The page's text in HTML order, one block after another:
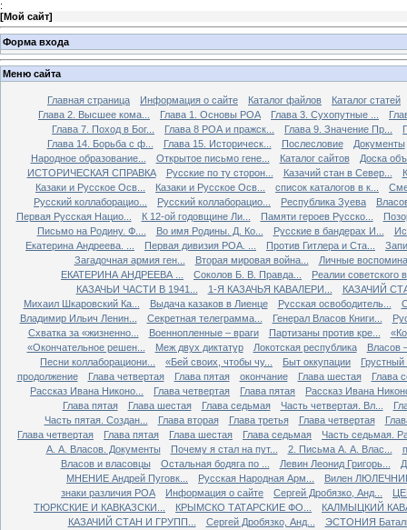
:
[Мой сайт]
Форма входа
Меню сайта
Главная страница Информация о сайте Каталог файлов
Каталог статей
Глава 2. Высшее кома...
Глава 1. Основы РОА Глава 3. Сухопутные ...
Глава 7. Поход в Бог...
Глава 8 РОА и пражск... Глава 9. Значение Пр...
Глава 14. Борьба с ф...
Глава 15. Историческ... Послесловие
Документы
Народное образование...
Открытое письмо гене... Каталог сайтов
Доска
ИСТОРИЧЕСКАЯ СПРАВКА
Русские по ту сторон... Казачий стан в Север...
Казаки и Русское Осв...
Казаки и Русское Осв... список каталогов в к...
Русский коллаборацио...
Русский коллаборацио... Республика Зуева
Первая Русская Нацио...
К 12-ой годовщине Ли... Памяти героев Русско...
Письмо на Родину. Ф....
Во имя Родины. Д. Ко... Русские в бандерах И...
Екатерина Андреева. ...
Первая дивизия РОА. ... Против Гитлера и Ста...
Загадочная армия ген...
Вторая мировая война...
Личные
ЕКАТЕРИНА АНДРЕЕВА ...
Соколов Б. В. Правда...
Реалии советского
КАЗАЧЬИ ЧАСТИ В 1941...
1-Я КАЗАЧЬЯ КАВАЛЕРИ...
КАЗАЧИЙ
Михаил Шкаровский Ка...
Выдача казаков в Лиенце Русская освободитель...
Владимир Ильич Ленин...
Секретная телеграмма... Генерал Власов Книги...
Схватка за «жизненно...
Военнопленные – враги Партизаны против кре...
«Окончательное решен...
Меж двух диктатур Локотская республика
Власов
Песни коллаборациони...
«Бей своих, чтобы чу... Быт оккупации
Грустный
продолжение
Глава четвертая Глава пятая окончание Глава шестая
Глава
Рассказ Ивана Никоно...
Глава четвертая Глава пятая
Рассказ Ивана
Глава пятая
Глава шестая Глава седьмая Часть четвертая. Вл...
Часть пятая. Создан...
Глава вторая Глава третья Глава четвертая
Глава четвертая
Глава пятая Глава шестая Глава седьмая
Часть седьмая.
А. А. Власов. Документы
Почему я стал на пут... 2. Письма А. А. Влас...
Власов и власовцы
Остальная бодяга по ... Левин Леонид Григорь...
МНЕНИЕ Андрей Пуговк...
Русская Народная Арм...
Вилен
знаки различия РОА
Информация о сайте Сергей Дробязко, Анд...
ТЮРКСКИЕ И КАВКАЗСКИ...
КРЫМСКО ТАТАРСКИЕ ФО...
КАЛМЫЦКИЙ
КАЗАЧИЙ СТАН И ГРУПП...
Сергей Дробязко, Анд...
ЭСТОНИЯ